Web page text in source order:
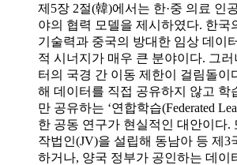
제5장 2절(韓)에서는 한·중 의료 인
야의 협력 모델을 제시하였다. 한국
기술력과 중국의 방대한 임상 데이
적 시너지가 매우 큰 분야이다. 그러
터의 국경 간 이동 제한이 걸림돌이
해 데이터를 직접 공유하지 않고 학
만 공유하는 ‘연합학습(Federated
한 공동 연구가 현실적인 대안이다.
작법인(JV)을 설립해 동남아 등 제3
하거나, 양국 정부가 공인하는 데이